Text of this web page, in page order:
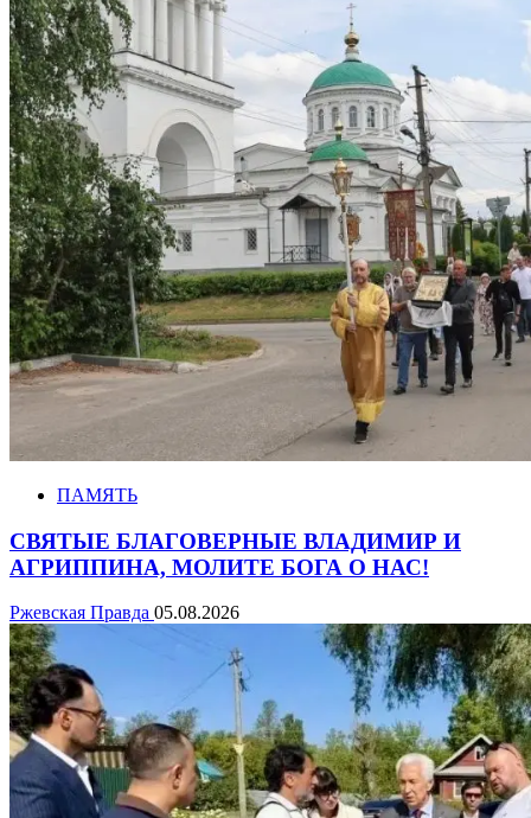
ПАМЯТЬ
СВЯТЫЕ БЛАГОВЕРНЫЕ ВЛАДИМИР И
АГРИППИНА, МОЛИТЕ БОГА О НАС!
Ржевская Правда 05.08.2026